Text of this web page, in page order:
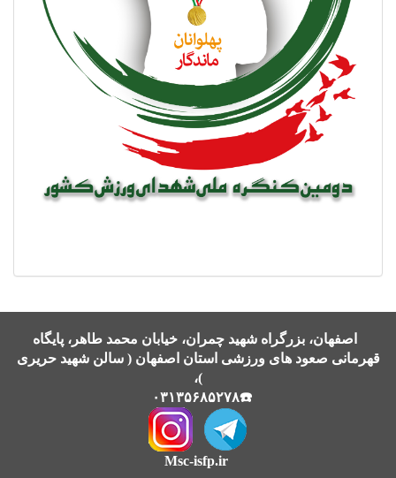
اصفهان، بزرگراه شهید چمران، خیابان محمد طاهر، پایگاه
قهرمانی صعود های ورزشی استان اصفهان ( سالن شهید حریری
)،
☎️۰۳۱۳۵۶۸۵۲۷۸